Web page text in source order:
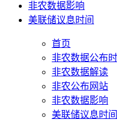
非农数据影响
美联储议息时间
首页
非农数据公布
非农数据解读
非农公布网站
非农数据影响
美联储议息时间